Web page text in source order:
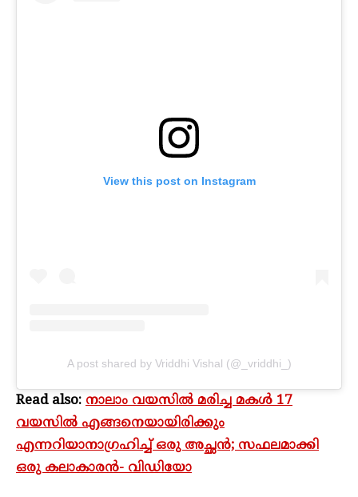
View this post on Instagram
A post shared by Vriddhi Vishal (@_vriddhi_)
Read also: നാലാം വയസിൽ മരിച്ച മകൾ 17
വയസിൽ എങ്ങനെയായിരിക്കും
എന്നറിയാനാഗ്രഹിച്ച് ഒരു അച്ഛൻ; സഫലമാക്കി
ഒരു കലാകാരൻ- വിഡിയോ